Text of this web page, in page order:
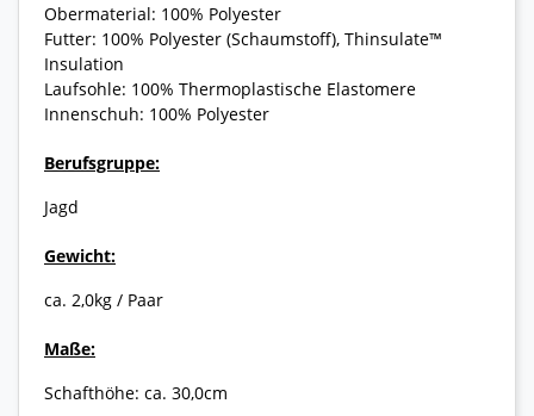
Obermaterial: 100% Polyester
Futter: 100% Polyester (Schaumstoff), Thinsulate™
Insulation
Laufsohle: 100% Thermoplastische Elastomere
Innenschuh: 100% Polyester
Berufsgruppe:
Jagd
Gewicht:
ca. 2,0kg / Paar
Maße:
Schafthöhe: ca. 30,0cm